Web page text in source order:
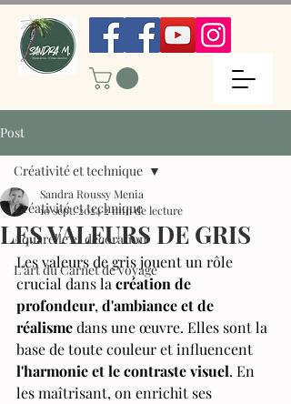
Post
Créativité et technique
Aquarelle et décoration
L'art du Carnet de voyage
Créativité et technique
LES VALEURS DE GRIS
Sandra Roussy Menia
10 sept. 20242 min de lecture
Les valeurs de gris jouent un rôle
crucial dans la création de
profondeur, d'ambiance et de
réalisme dans une œuvre. Elles sont la
base de toute couleur et influencent
l'harmonie et le contraste visuel. En
les maîtrisant, on enrichit ses